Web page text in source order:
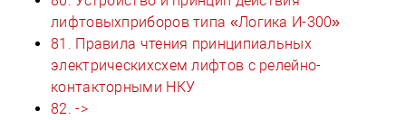
лифтовыхприборов типа «Логика И-300»
81. Правила чтения принципиальных
электрическихсхем лифтов с релейно-
контакторными НКУ
82. ->